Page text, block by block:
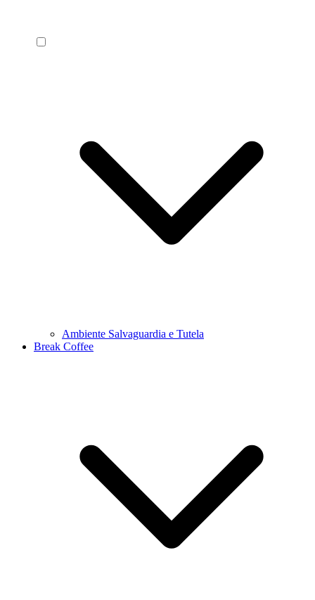
Ambiente Salvaguardia e Tutela
Break Coffee